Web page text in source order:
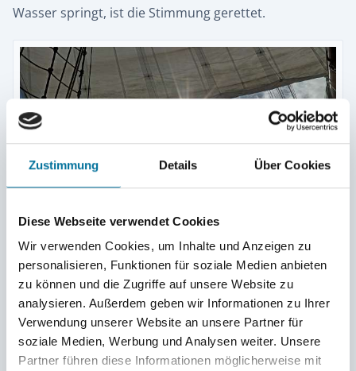
Zustimmung Details Über Cookies
Diese Webseite verwendet Cookies
Wir verwenden Cookies, um Inhalte und Anzeigen zu
personalisieren, Funktionen für soziale Medien anbieten
zu können und die Zugriffe auf unsere Website zu
analysieren. Außerdem geben wir Informationen zu Ihrer
Verwendung unserer Website an unsere Partner für
soziale Medien, Werbung und Analysen weiter. Unsere
Partner führen diese Informationen möglicherweise mit
Wasser springt, ist die Stimmung gerettet.
Sonnige Aussichten ab 22. Oktober © Anton